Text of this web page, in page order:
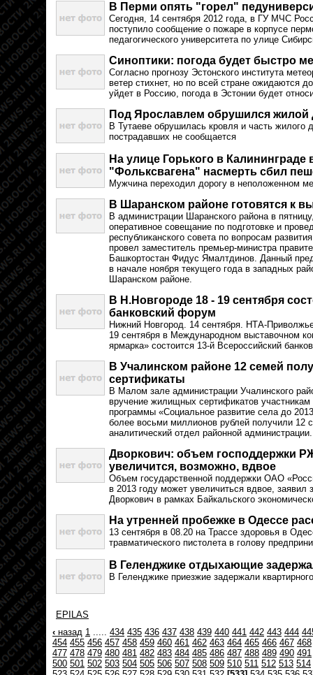
В Перми опять "горел"
Сегодня, 14 сентября 2012 года, в ГУ МЧС
поступило сообщение о пожаре в корпусе
педагогического университета по улице
Синоптики: погода будет быстро
Согласно прогнозу Эстонского института
ветер стихнет, но по всей стране ожидаются
уйдет в Россию, погода в Эстонии будет
Под Ярославлем обрушился жилой
В Тутаеве обрушилась кровля и часть жилого
пострадавших не сообщается
На улице Горького в Калининграде
"Фольксвагена" насмерть сбил
Мужчина переходил дорогу в неположенном
В Шаранском районе готовятся к
В администрации Шаранского района в
оперативное совещание по подготовке и
республиканского совета по вопросам
провел заместитель премьер-министра
Башкортостан Фидус Ямалтдинов. Данный
в начале ноября текущего года в западных
Шаранском районе.
В Н.Новгороде 18 - 19 сентября
банковский форум
Нижний Новгород. 14 сентября. НТА-
19 сентября в Международном выставочном
ярмарка» состоится 13-й Всероссийский
В Учалинском районе 12 семей
сертификаты
В Малом зале администрации Учалинского
вручение жилищных сертификатов
программы «Социальное развитие села до
более восьми миллионов рублей получили 12
аналитический отдел районной администрации.
Дворкович: объем господдержки
увеличится, возможно, вдвое
Объем государственной поддержки ОАО
в 2013 году может увеличиться вдвое, заявил
Дворкович в рамках Байкальского
На утренней пробежке в Одессе
13 сентября в 08.20 на Трассе здоровья в
травматического пистолета в голову
В Геленджике отдыхающие
В Геленджике приезжие задержали
EPILAS
‹ назад 1 ..... 434 435 436 437 438 439 440 441 442 443 444
454 455 456 457 458 459 460 461 462 463 464 465 466 467 468
477 478 479 480 481 482 483 484 485 486 487 488 489 490 491
500 501 502 503 504 505 506 507 508 509 510 511 512 513 514